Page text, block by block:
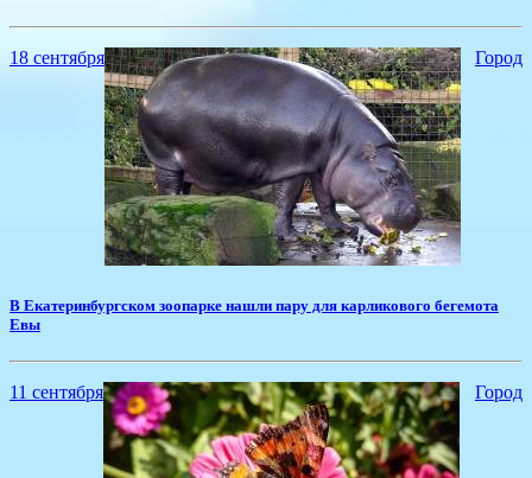
18 сентября Город
​В Екатеринбургском зоопарке нашли пару для карликового бегемота
Евы
11 сентября Город